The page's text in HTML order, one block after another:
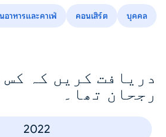
บุคคล
คอนเสิร์ต
อาหารและคาเฟ่
دریافت کریں کہ کس
رجحان تھا۔
2022